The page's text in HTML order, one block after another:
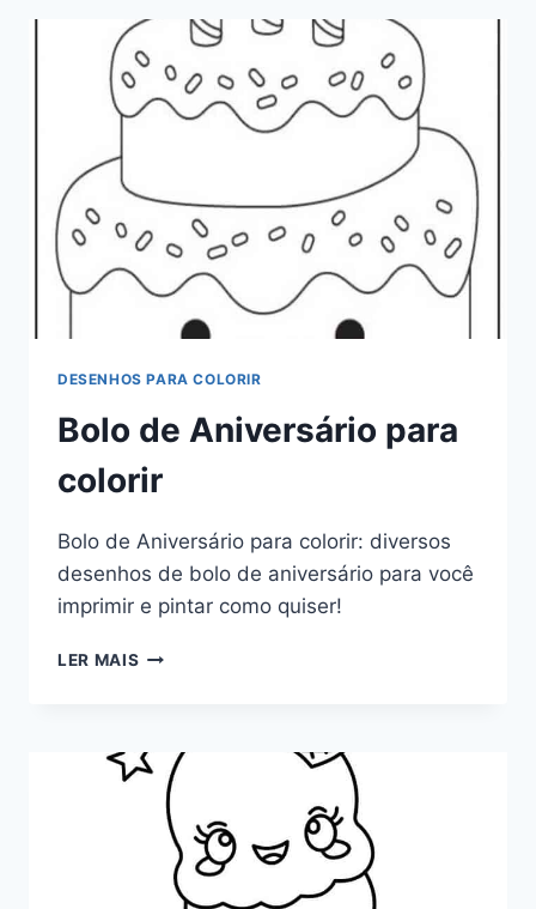
DESENHOS PARA COLORIR
Bolo de Aniversário para
colorir
Bolo de Aniversário para colorir: diversos
desenhos de bolo de aniversário para você
imprimir e pintar como quiser!
LER MAIS BOLO
COLORIR